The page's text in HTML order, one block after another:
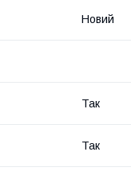
Новий
Так
Так